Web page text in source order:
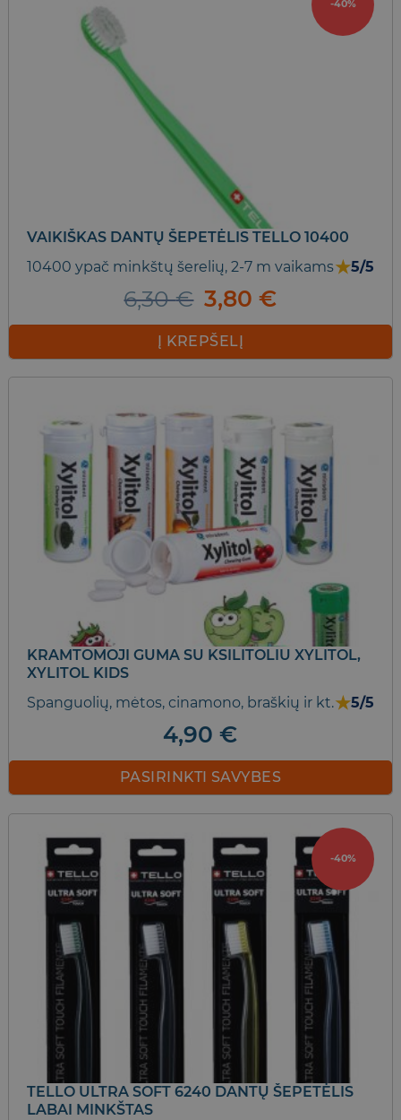
-40%
VAIKIŠKAS DANTŲ ŠEPETĖLIS TELLO 10400
10400 ypač minkštų šerelių, 2-7 m vaikams★5/5
6,30€ Original
price
was:
6,30 €.
3,80€Current
price
3,80 €.
Į KREPŠELĮ
KRAMTOMOJI GUMA SU KSILITOLIU XYLITOL,
XYLITOL KIDS
Spanguolių, mėtos, cinamono, braškių ir kt.★5/5
4,90€
PASIRINKTI SAVYBES
has
multiple
variants.
The
may
chosen
product
page
-40%
TELLO ULTRA SOFT 6240 DANTŲ ŠEPETĖLIS
LABAI MINKŠTAS